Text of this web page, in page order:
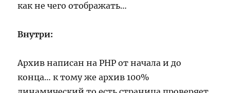
как не чего отображать…
Внутри:
Архив написан на PHP от начала и до
конца… к тому же архив 100%